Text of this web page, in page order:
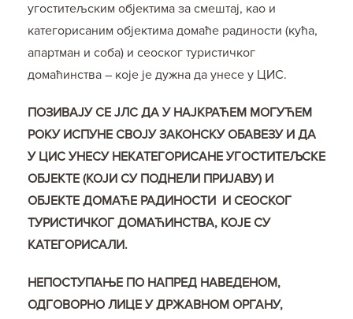
угоститељским објектима за смештај, као и
категорисаним објектима домаће радиности (кућа,
апартман и соба) и сеоског туристичког
домаћинства – које је дужна да унесе у ЦИС.
ПОЗИВАЈУ СЕ ЈЛС ДА У НАЈКРАЋЕМ МОГУЋЕМ
РОКУ ИСПУНЕ СВОЈУ ЗАКОНСКУ ОБАВЕЗУ И ДА
У ЦИС УНЕСУ НЕКАТЕГОРИСАНЕ УГОСТИТЕЉСКЕ
ОБЈЕКТЕ (КОЈИ СУ ПОДНЕЛИ ПРИЈАВУ) И
ОБЈЕКТЕ ДОМАЋЕ РАДИНОСТИ И СЕОСКОГ
ТУРИСТИЧКОГ ДОМАЋИНСТВА, КОЈЕ СУ
КАТЕГОРИСАЛИ.
НЕПОСТУПАЊЕ ПО НАПРЕД НАВЕДЕНОМ,
ОДГОВОРНО ЛИЦЕ У ДРЖАВНОМ ОРГАНУ,